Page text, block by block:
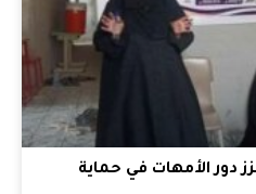
دور الأمهات في حماية